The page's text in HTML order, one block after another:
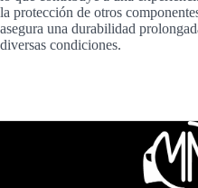
la protección de otros
asegura una durabilidad
diversas condiciones.